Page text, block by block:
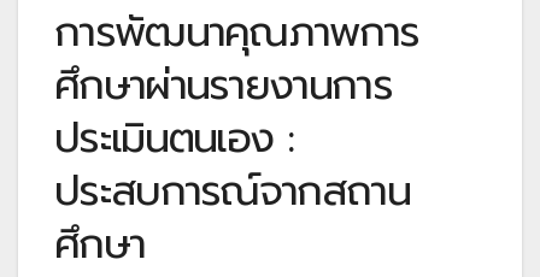
การพัฒนาคุณภาพการ
ศึกษาผ่านรายงานการ
ประเมินตนเอง :
ประสบการณ์จากสถาน
ศึกษา